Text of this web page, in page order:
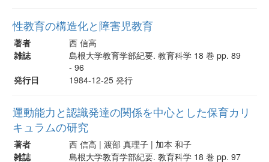
性教育の構造化と障害児教育
著者
西 信高
雑誌
島根大学教育学部紀要. 教育科学 18 巻 pp. 89
- 96
発行日
1984-12-25 発行
運動能力と認識発達の関係を中心とした保育カリ
キュラムの研究
著者
西 信高 | 渡部 真理子 | 加本 和子
雑誌
島根大学教育学部紀要. 教育科学 18 巻 pp. 97